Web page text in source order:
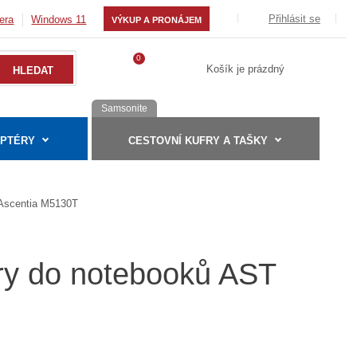
Windows 11 VÝKUP A PRONÁJEM Přihlásit se
0
Košík je prázdný
Samsonite
CESTOVNÍ KUFRY A TAŠKY
M5130T
do notebooků AST